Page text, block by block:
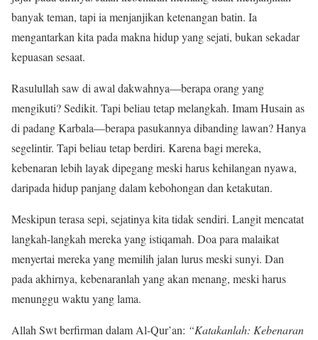
banyak teman, tapi ia menjanjikan ketenangan batin. Ia
mengantarkan kita pada makna hidup yang sejati, bukan sekadar
kepuasan sesaat.
Rasulullah saw di awal dakwahnya—berapa orang yang
mengikuti? Sedikit. Tapi beliau tetap melangkah. Imam Husain as
di padang Karbala—berapa pasukannya dibanding lawan? Hanya
segelintir. Tapi beliau tetap berdiri. Karena bagi mereka,
kebenaran lebih layak dipegang meski harus kehilangan nyawa,
daripada hidup panjang dalam kebohongan dan ketakutan.
Meskipun terasa sepi, sejatinya kita tidak sendiri. Langit mencatat
langkah-langkah mereka yang istiqamah. Doa para malaikat
menyertai mereka yang memilih jalan lurus meski sunyi. Dan
pada akhirnya, kebenaranlah yang akan menang, meski harus
menunggu waktu yang lama.
Allah Swt berfirman dalam Al-Qur’an: “Katakanlah: Kebenaran